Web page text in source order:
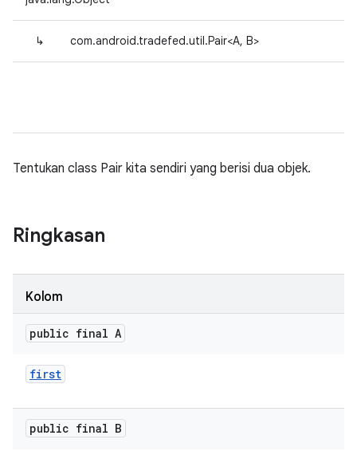
↳ com.android.tradefed.util.Pair<A, B>
Tentukan class Pair kita sendiri yang berisi dua objek.
Ringkasan
Kolom
public final A
first
public final B